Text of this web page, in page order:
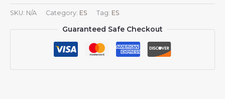
béisbol
vaquera
con
SKU: N/A Category: ES Tag: ES
Guaranteed Safe Checkout